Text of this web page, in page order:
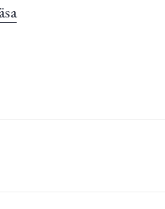
Inte ett dugg synd om